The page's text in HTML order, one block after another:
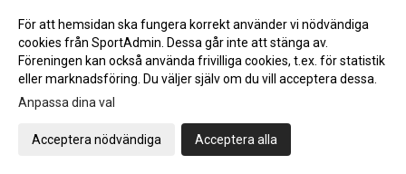
Träna med landslaget - nu på fredag! 2017-01-05 13:36
Twisters Kalender 2017 2016-12-14 17:23
PROVA PÅ ..... 2016-12-13 08:59
Tack SISU!
SAVE THE DATES !
För att hemsidan ska fungera korrekt använder vi nödvändiga
cookies från SportAdmin. Dessa går inte att stänga av.
Föreningen kan också använda frivilliga cookies, t.ex. för statistik
eller marknadsföring. Du väljer själv om du vill acceptera dessa.
Anpassa dina val
Acceptera nödvändiga Acceptera alla